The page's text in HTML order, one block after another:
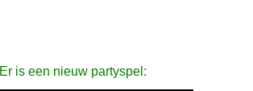
Er is een nieuw partyspel: